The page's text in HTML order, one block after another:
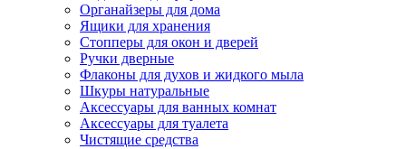
Органайзеры для дома
Ящики для хранения
Стопперы для окон и дверей
Ручки дверные
Флаконы для духов и жидкого мыла
Шкуры натуральные
Аксессуары для ванных комнат
Аксессуары для туалета
Чистящие средства